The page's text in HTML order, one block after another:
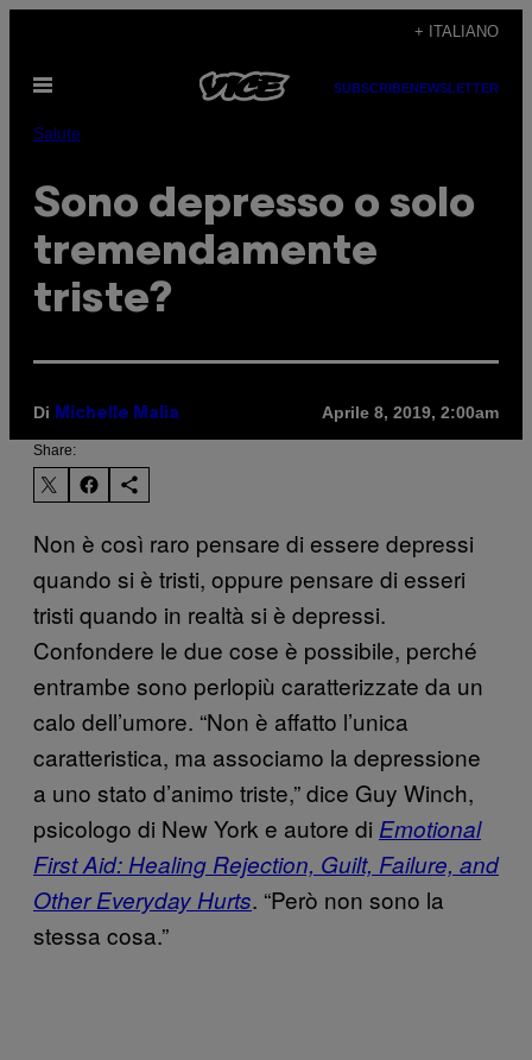
contenuto
+ ITALIANO
Apri
SUBSCRIBENEWSLETTER
Salute
Sono depresso o solo
tremendamente
triste?
Di Michelle Malia Aprile 8, 2019, 2:00am
Share:
Non è così raro pensare di essere depressi
quando si è tristi, oppure pensare di esseri
tristi quando in realtà si è depressi.
Confondere le due cose è possibile, perché
entrambe sono perlopiù caratterizzate da un
calo dell’umore. “Non è affatto l’unica
caratteristica, ma associamo la depressione
a uno stato d’animo triste,” dice Guy Winch,
psicologo di New York e autore di Emotional
First Aid: Healing Rejection, Guilt, Failure, and
Other Everyday Hurts. “Però non sono la
stessa cosa.”